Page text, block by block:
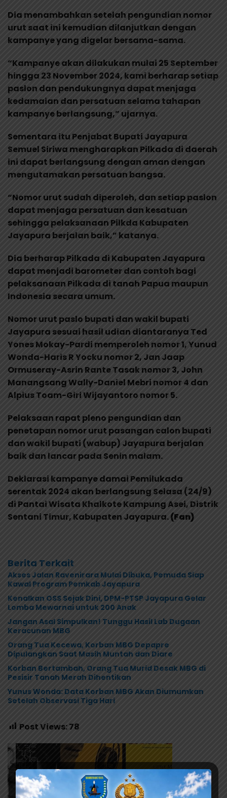
Dia menambahkan setelah pengundian nomor
urut saat ini kemudian dilanjutkan dengan
kampanye yang digelar bersama-sama.
“Kampanye akan dilakukan mulai 25 September
hingga 23 November 2024, kami berharap setiap
paslon dan pendukungnya dapat menjaga
kedamaian dan persatuan selama tahapan
kampanye berlangsung,” ujarnya.
Sementara itu Penjabat Bupati Jayapura
Semuel Siriwa mengharapkan Pilkada di daerah
ini dapat berlangsung dengan aman dengan
mengutamakan persatuan bangsa.
“Nomor urut sudah diperoleh, dan setiap paslon
dapat menjaga persatuan dan kesatuan
sehingga pelaksanaan Pilkda Kabupaten
Jayapura berjalan baik,” katanya.
Dia berharap Pilkada di Kabupaten Jayapura
dapat menjadi barometer dan contoh bagi
pelaksanaan Pilkada di tanah Papua maupun
Indonesia secara umum.
Nomor urut paslo bupati dan wakil bupati
Jayapura sesuai hasil udian diantaranya Ted
Yones Mokay-Pardi memperoleh nomor 1, Yunud
Wonda-Haris R Yocku nomor 2, Jan Jaap
Ormuseray-Asrin Rante Tasak nomor 3, John
Manangsang Wally-Daniel Mebri nomor 4 dan
Alpius Toam-Giri Wijayantoro nomor 5.
Pelaksaan rapat pleno pengundian dan
penetapan nomor urut pasangan calon bupati
dan wakil bupati (wabup) Jayapura berjalan
baik dan lancar pada Senin malam.
Deklarasi kampanye damai Pemilukada
serentak 2024 akan berlangsung Selasa (24/9)
di Pantai Wisata Khalkote Kampung Asei, Distrik
Sentani Timur, Kabupaten Jayapura.(Fan)
Berita Terkait
Akses Jalan Ravenirara Mulai Dibuka, Pemuda Siap
Kawal Program Pemkab Jayapura
Kenalkan OSS Sejak Dini, DPM-PTSP Jayapura Gelar
Lomba Mewarnai untuk 200 Anak
Jangan Asal Simpulkan! Tunggu Hasil Lab Dugaan
Keracunan MBG
Orang Tua Kecewa, Korban MBG Depapre
Dipulangkan Saat Masih Muntah dan Diare
Korban Bertambah, Orang Tua Murid Desak MBG di
Pesisir Tanah Merah Dihentikan
Yunus Wonda: Data Korban MBG Akan Diumumkan
Setelah Observasi Tiga Hari
Post Views:78